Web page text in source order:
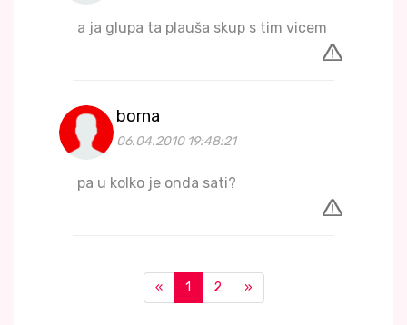
a ja glupa ta plauša skup s tim vicem
borna
06.04.2010 19:48:21
pa u kolko je onda sati?
« 1 2 »